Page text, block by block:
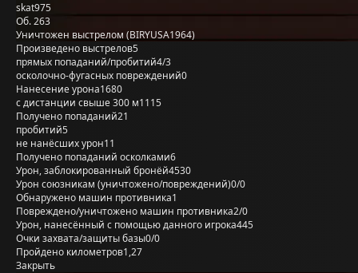
skat975
Об. 263
Уничтожен выстрелом (BIRYUSA1964)
Произведено выстрелов5
прямых попаданий/пробитий4/3
осколочно-фугасных повреждений0
Нанесение урона1680
с дистанции свыше 300 м1115
Получено попаданий21
пробитий5
не нанёсших урон11
Получено попаданий осколками6
Урон, заблокированный бронёй4530
Урон союзникам (уничтожено/повреждений)0/0
Обнаружено машин противника1
Повреждено/уничтожено машин противника2/0
Урон, нанесённый с помощью данного игрока445
Очки захвата/защиты базы0/0
Пройдено километров1,27
Закрыть